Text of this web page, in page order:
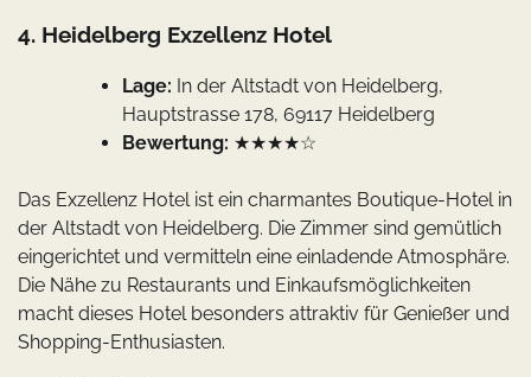
4. Heidelberg Exzellenz Hotel
Lage: In der Altstadt von Heidelberg,
Hauptstrasse 178, 69117 Heidelberg
Bewertung: ★★★★☆
Das Exzellenz Hotel ist ein charmantes Boutique-Hotel in
der Altstadt von Heidelberg. Die Zimmer sind gemütlich
eingerichtet und vermitteln eine einladende Atmosphäre.
Die Nähe zu Restaurants und Einkaufsmöglichkeiten
macht dieses Hotel besonders attraktiv für Genießer und
Shopping-Enthusiasten.